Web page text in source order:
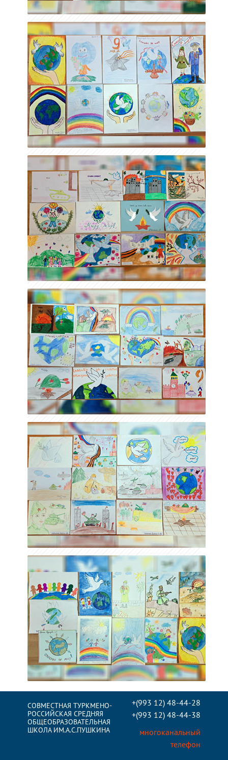
СОВМЕСТНАЯ ТУРКМЕНО-
РОССИЙСКАЯ СРЕДНЯЯ
ОБЩЕОБРАЗОВАТЕЛЬНАЯ
ШКОЛА ИМ.А.С.ПУШКИНА
+(993 12) 48-44-28
+(993 12) 48-44-38
многоканальный
телефон